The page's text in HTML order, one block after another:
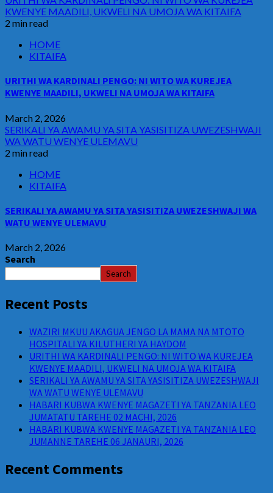
KWENYE MAADILI, UKWELI NA UMOJA WA KITAIFA
2 min read
HOME
KITAIFA
URITHI WA KARDINALI PENGO: NI WITO WA KUREJEA
KWENYE MAADILI, UKWELI NA UMOJA WA KITAIFA
March 2, 2026
SERIKALI YA AWAMU YA SITA YASISITIZA UWEZESHWAJI
WA WATU WENYE ULEMAVU
2 min read
HOME
KITAIFA
SERIKALI YA AWAMU YA SITA YASISITIZA UWEZESHWAJI WA
WATU WENYE ULEMAVU
March 2, 2026
Search
Search
Recent Posts
WAZIRI MKUU AKAGUA JENGO LA MAMA NA MTOTO
HOSPITALI YA KILUTHERI YA HAYDOM
URITHI WA KARDINALI PENGO: NI WITO WA KUREJEA
KWENYE MAADILI, UKWELI NA UMOJA WA KITAIFA
SERIKALI YA AWAMU YA SITA YASISITIZA UWEZESHWAJI
WA WATU WENYE ULEMAVU
HABARI KUBWA KWENYE MAGAZETI YA TANZANIA LEO
JUMATATU TAREHE 02 MACHI, 2026
HABARI KUBWA KWENYE MAGAZETI YA TANZANIA LEO
JUMANNE TAREHE 06 JANAURI, 2026
Recent Comments